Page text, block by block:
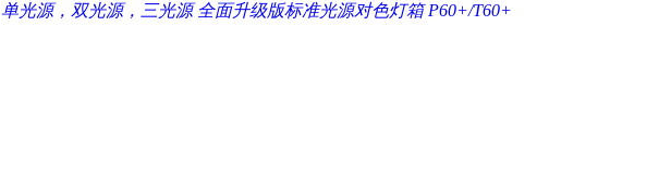
光源，双光源，三光源 全面升级版标准光源对色灯箱 P60+/T60+